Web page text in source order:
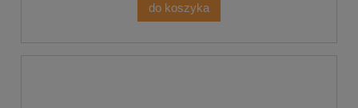
do koszyka